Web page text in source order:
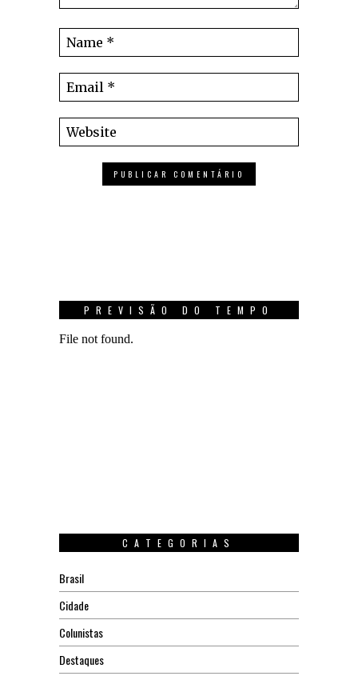
PREVISÃO DO TEMPO
CATEGORIAS
Brasil
Cidade
Colunistas
Destaques